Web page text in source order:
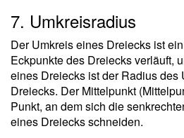
\dfrac{
29{,}765
}{
12{,}5 }
=
2{,}381
7. Umkreisradius
Der Umkreis eines Dreiecks ist
Eckpunkte des Dreiecks verläuft,
eines Dreiecks ist der Radius des
Dreiecks. Der Mittelpunkt
Punkt, an dem sich die
eines Dreiecks schneiden.